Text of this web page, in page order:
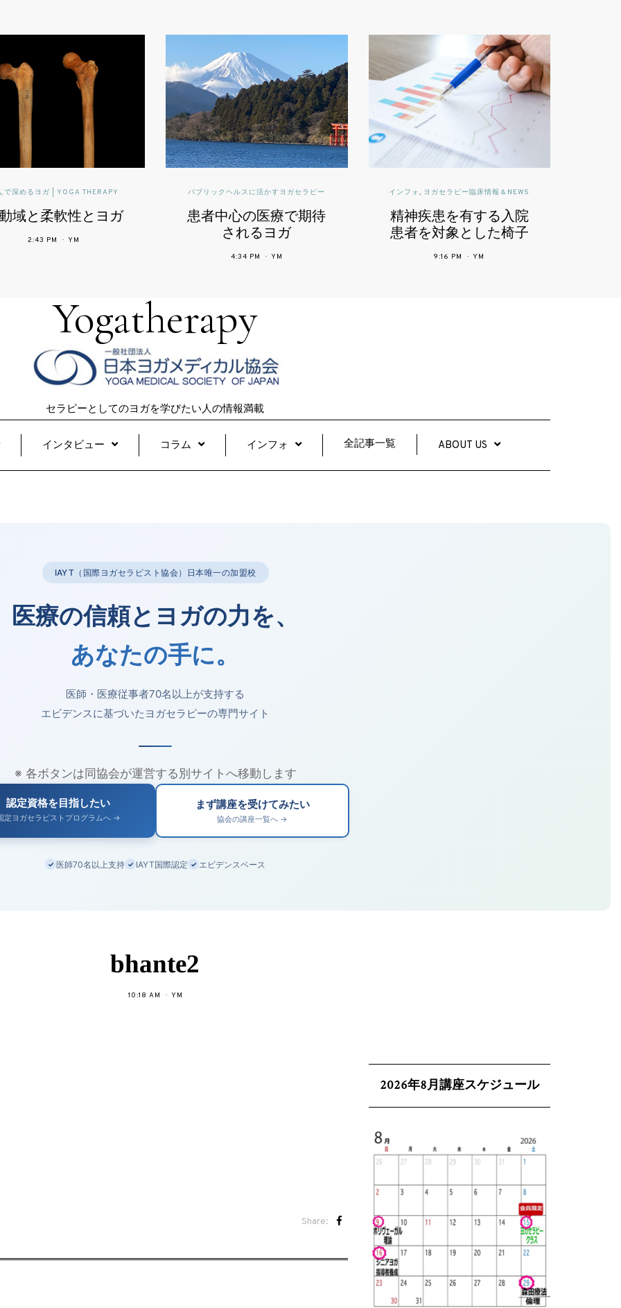
パブリックヘルスに活かすヨガセラピー
患者中心の医療で期待
インフォ,ヨガセラピー臨床情報＆NEWS
精神疾患を有する入院
患者を対象とした椅子
9:16 PM
読んで深めるヨガ | YOGA THERAPY
ヨガで体を痛める原因
と痛めやすい場所とポ
12:03 PM
Yogatherapy
セラピーとしてのヨガを学びたい人の情報満載
インタビュー コラム インフォ 全記事一覧 ABOUT US
IAYT（国際ヨガセラピスト協会）日本唯一の加盟校
医療の信頼とヨガの力を、
あなたの手に。
医師・医療従事者70名以上が支持する
エビデンスに基づいたヨガセラピーの専門サイト
※ 各ボタンは同協会が運営する別サイトへ移動します
認定資格を目指したい
定ヨガセラピストプログラムへ →
まず講座を受けてみたい
協会の講座一覧へ →
✓ 医師70名以上支持 ✓ IAYT国際認定 ✓ エビデンスベース
bhante2
10:18 AM YM
Share:
2026年8月講座スケジュール